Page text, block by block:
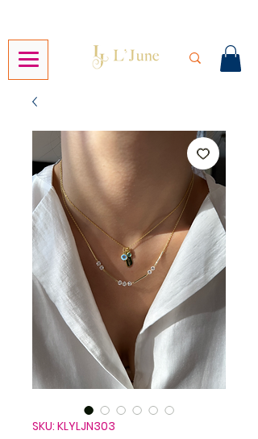
SKU: KLYLJN303